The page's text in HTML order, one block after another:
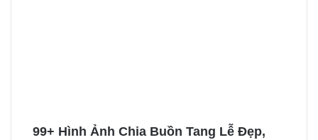
99+ Hình Ảnh Chia Buồn Tang Lễ Đẹp,